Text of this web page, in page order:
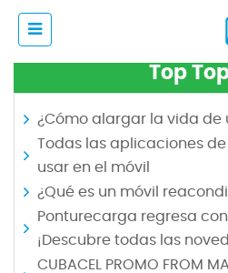
Top
¿Cómo alargar la vida de
Todas las aplicaciones
usar en el móvil
¿Qué es un móvil
Ponturecarga regresa
¡Descubre todas las
CUBACEL PROMO FROM